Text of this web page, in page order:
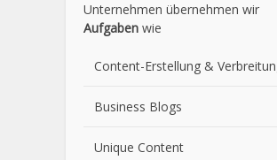
Unternehmen übernehmen wir
Aufgaben wie
Content-Erstellung &
Business Blogs
Unique Content